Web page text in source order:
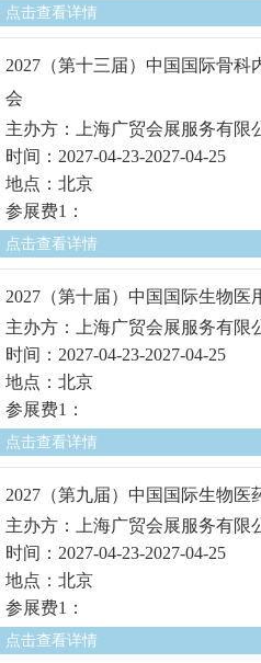
点击查看详情
2027（第十三届）中国国际骨
会
主办方：上海广贸会展服务有限
时间：2027-04-23-2027-04-25
地点：北京
参展费1：
点击查看详情
2027（第十届）中国国际生物医
主办方：上海广贸会展服务有限
时间：2027-04-23-2027-04-25
地点：北京
参展费1：
点击查看详情
2027（第九届）中国国际生物医
主办方：上海广贸会展服务有限
时间：2027-04-23-2027-04-25
地点：北京
参展费1：
点击查看详情